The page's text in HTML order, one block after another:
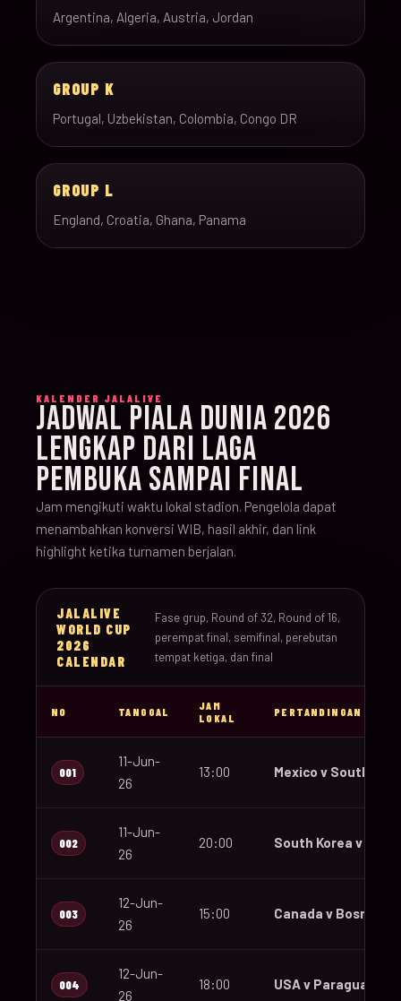
Argentina, Algeria, Austria, Jordan
GROUP K
Portugal, Uzbekistan, Colombia, Congo DR
GROUP L
England, Croatia, Ghana, Panama
KALENDER JALALIVE
JADWAL PIALA DUNIA 2026
LENGKAP DARI LAGA
PEMBUKA SAMPAI FINAL
Jam mengikuti waktu lokal stadion. Pengelola dapat
menambahkan konversi WIB, hasil akhir, dan link
highlight ketika turnamen berjalan.
JALALIVE
WORLD CUP
2026
CALENDAR
Fase grup, Round of 32, Round of 16,
perempat final, semifinal, perebutan
tempat ketiga, dan final
NO TANGGAL
JAM
LOKAL
PERTANDINGAN
001
11-Jun-
26
13:00 Mexico v South
002
11-Jun-
26
20:00 South Korea v
003
12-Jun-
26
15:00 Canada v Bosnia
004
12-Jun-
26
18:00 USA v Paraguay